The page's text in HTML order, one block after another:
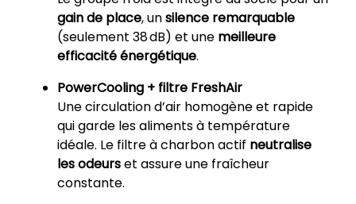
gain de place, unsilence remarquable
(seulement 38 dB) et une meilleure
efficacité énergétique.
PowerCooling + filtre FreshAir
Une circulation d’air homogène et rapide
qui garde les aliments à température
idéale. Le filtre à charbon actif neutralise
les odeurset assure une fraîcheur
constante.